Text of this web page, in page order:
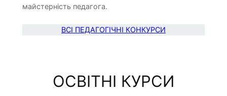
майстерність педагога.
ВСІ ПЕДАГОГІЧНІ КОНКУРСИ
ОСВІТНІ КУРСИ